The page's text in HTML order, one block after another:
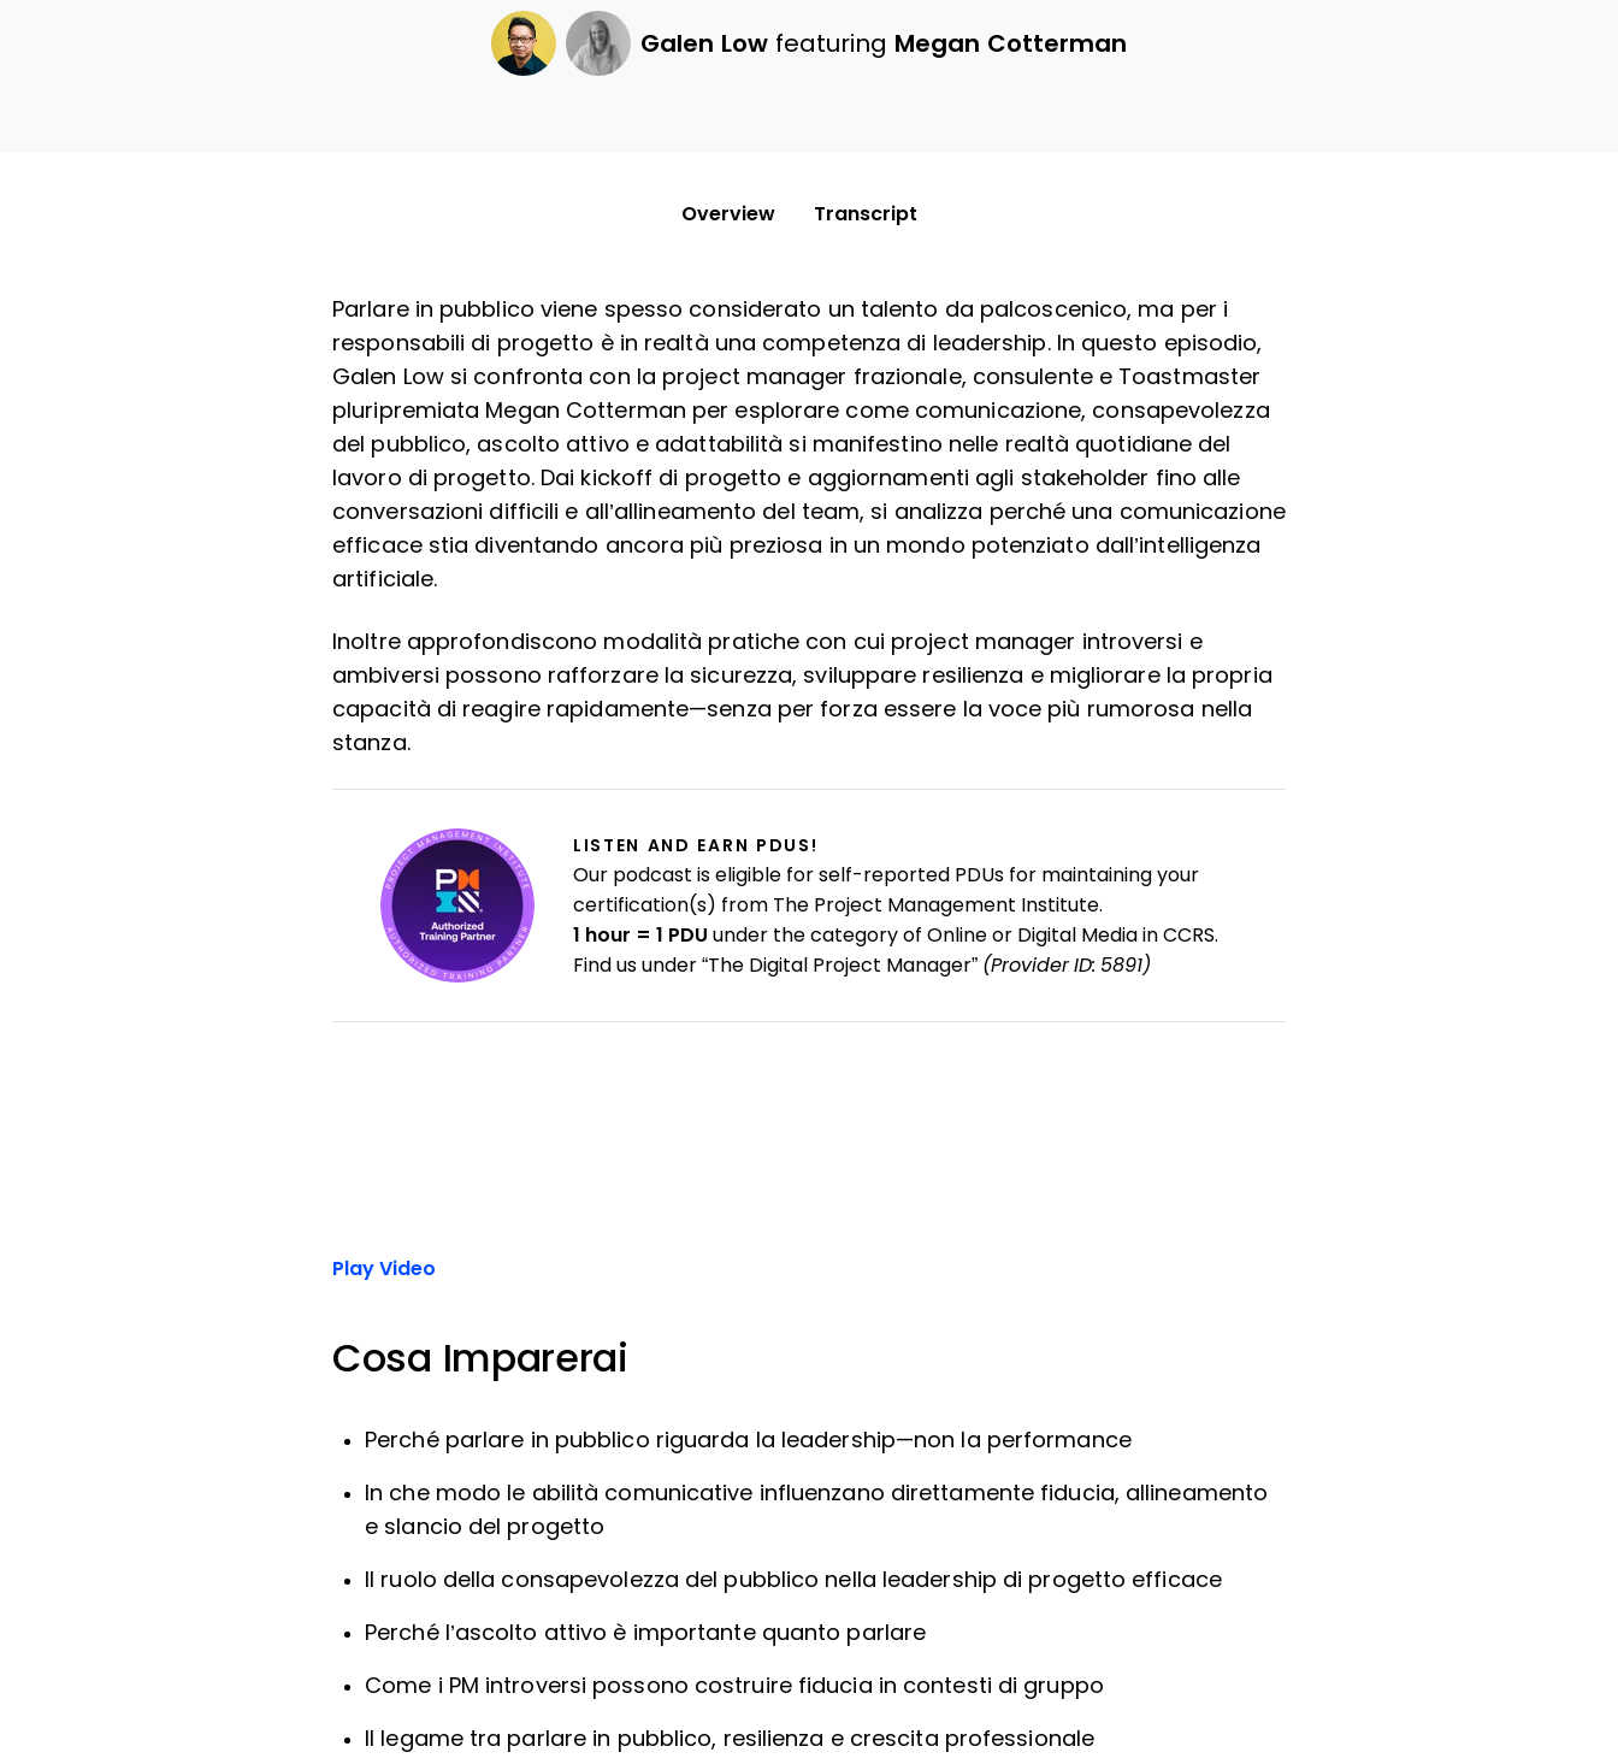
Galen Low featuring Megan Cotterman
Overview Transcript
Parlare in pubblico viene spesso considerato un talento da palcoscenico, ma per i
responsabili di progetto è in realtà una competenza di leadership. In questo episodio,
Galen Low si confronta con la project manager frazionale, consulente e Toastmaster
pluripremiata Megan Cotterman per esplorare come comunicazione, consapevolezza
del pubblico, ascolto attivo e adattabilità si manifestino nelle realtà quotidiane del
lavoro di progetto. Dai kickoff di progetto e aggiornamenti agli stakeholder fino alle
conversazioni difficili e all’allineamento del team, si analizza perché una comunicazione
efficace stia diventando ancora più preziosa in un mondo potenziato dall’intelligenza
artificiale.
Inoltre approfondiscono modalità pratiche con cui project manager introversi e
ambiversi possono rafforzare la sicurezza, sviluppare resilienza e migliorare la propria
capacità di reagire rapidamente—senza per forza essere la voce più rumorosa nella
stanza.
LISTEN AND EARN PDUS!
Our podcast is eligible for self-reported PDUs for maintaining your
certification(s) from The Project Management Institute.
1 hour = 1 PDU under the category of Online or Digital Media in CCRS.
Find us under “The Digital Project Manager” (Provider ID: 5891)
Play Video
Cosa Imparerai
Perché parlare in pubblico riguarda la leadership—non la performance
In che modo le abilità comunicative influenzano direttamente fiducia, allineamento
e slancio del progetto
Il ruolo della consapevolezza del pubblico nella leadership di progetto efficace
Perché l’ascolto attivo è importante quanto parlare
Come i PM introversi possono costruire fiducia in contesti di gruppo
Il legame tra parlare in pubblico, resilienza e crescita professionale